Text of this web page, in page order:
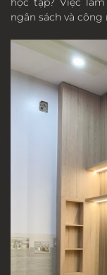
ngân sách và công